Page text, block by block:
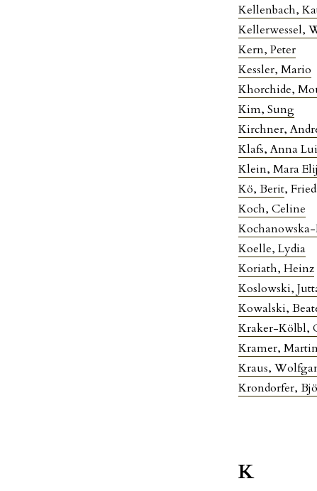
Kellenbach,
Kellerwessel,
Kern, Peter
Kessler, Mario
Khorchide,
Kim, Sung
Kirchner,
Klafs, Anna
Klein, Mara
Kö, Berit,
Koch, Celine
Koelle, Lydia
Koriath, Heinz
Koslowski,
Kowalski,
Kraker-Kölbl,
Kramer,
Kraus,
Krondorfer,
K